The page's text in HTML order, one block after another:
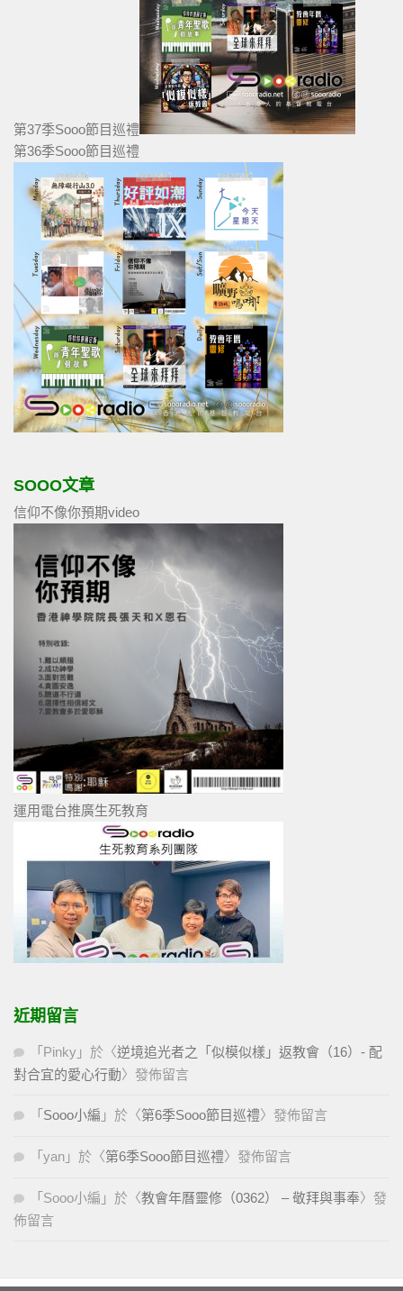
第37季Sooo節目巡禮
第36季Sooo節目巡禮
SOOO文章
信仰不像你預期video
運用電台推廣生死教育
近期留言
「 Pinky 」於〈逆境追光者之「似模似樣」返教會（16）- 配
對合宜的愛心行動〉發佈留言
「 Sooo小編 」於〈第6季Sooo節目巡禮〉發佈留言
「 yan 」於〈第6季Sooo節目巡禮〉發佈留言
「 Sooo小編 」於〈教會年曆靈修（0362） – 敬拜與事奉〉發
佈留言